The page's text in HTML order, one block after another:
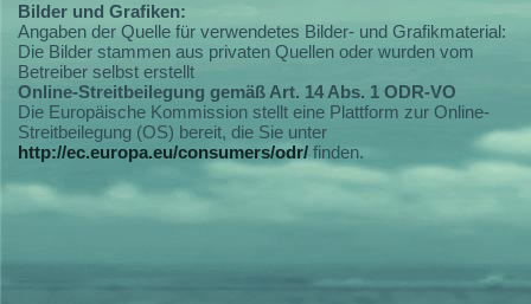
Bilder und Grafiken:
Angaben der Quelle für verwendetes Bilder- und Grafikmaterial:
Die Bilder stammen aus privaten Quellen oder wurden vom
Betreiber selbst erstellt
Online-Streitbeilegung gemäß Art. 14 Abs. 1 ODR-VO
Die Europäische Kommission stellt eine Plattform zur Online-
Streitbeilegung (OS) bereit, die Sie unter
http://ec.europa.eu/consumers/odr/ finden.